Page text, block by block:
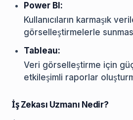
Power BI:
Kullanıcıların karmaşık
görselleştirmelerle
Tableau:
Veri görselleştirme için
etkileşimli raporlar
İş Zekası Uzmanı Nedir?